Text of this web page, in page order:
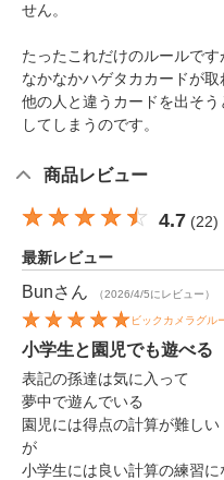
せん。
たったこれだけのルールです
なかなかハゲタカカードが取
他の人と違うカードを出そ
してしまうのです。
商品レビュー
4.7 (22)
最新レビュー
Bunさん （2026/4/5にレビュー）
ビックカメラグル
小学生と園児でも遊べる
表記の孫達は気に入って
夢中で遊んでいる
園児には得点の計算が難しい
が
小学生には良い計算の練習に